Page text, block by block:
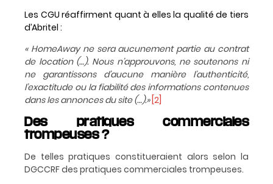
Les CGU réaffirment quant à elles la qualité de tiers
d’Abritel :
« HomeAway ne sera aucunement partie au contrat
de location (…). Nous n’approuvons, ne soutenons ni
ne garantissons d’aucune manière l’authenticité,
l’exactitude ou la fiabilité des informations contenues
dans les annonces du site (…).» [2]
Des pratiques commerciales
trompeuses ?
De telles pratiques constitueraient alors selon la
DGCCRF des pratiques commerciales trompeuses.